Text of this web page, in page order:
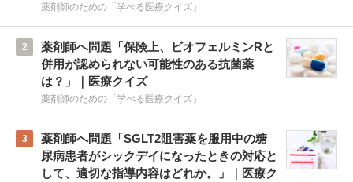
薬剤師のための「学べる医療クイズ」
2
薬剤師へ問題「保険上、ビオフェルミンRと
併用が認められない可能性のある抗菌薬
は？」｜医療クイズ
薬剤師のための「学べる医療クイズ」
3
薬剤師へ問題「SGLT2阻害薬を服用中の糖
尿病患者がシックデイになったときの対応と
して、適切な指導内容はどれか。」｜医療ク